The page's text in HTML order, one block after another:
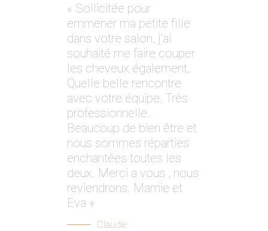
« Sollicitée pour
emmener ma petite fille
dans votre salon, j’ai
souhaité me faire couper
les cheveux également.
Quelle belle rencontre
avec votre équipe. Très
professionnelle.
Beaucoup de bien être et
nous sommes réparties
enchantées toutes les
deux. Merci a vous , nous
reviendrons. Mamie et
Eva »
Claudie